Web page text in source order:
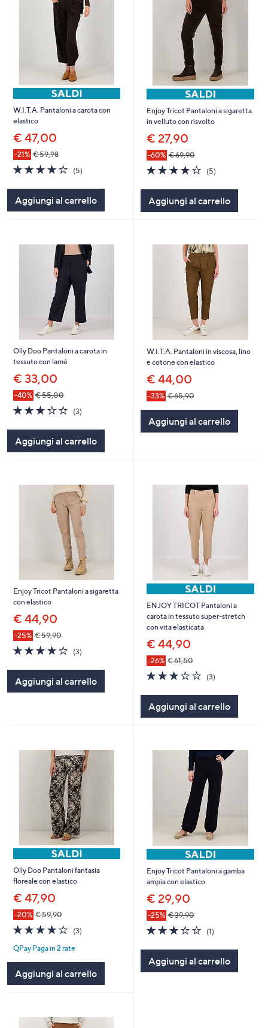
W.I.T.A. Pantaloni a carota con
elastico
€ 47,00
-21% € 59,98
4.0
of
5
Stars
(5)
Aggiungi al carrello
Enjoy Tricot Pantaloni a sigaretta
in velluto con risvolto
€ 27,90
-60% € 69,90
4.2
of
5
Stars
(5)
Aggiungi al carrello
Olly Doo Pantaloni a carota in
tessuto con lamé
€ 33,00
-40% € 55,00
2.7
of
5
Stars
(3)
Aggiungi al carrello
W.I.T.A. Pantaloni in viscosa, lino
e cotone con elastico
€ 44,00
-33% € 65,90
Aggiungi al carrello
Enjoy Tricot Pantaloni a sigaretta
con elastico
€ 44,90
-25% € 59,90
4.0
of
5
Stars
(3)
Aggiungi al carrello
ENJOY TRICOT Pantaloni a
carota in tessuto super-stretch
con vita elasticata
€ 44,90
-26% € 61,50
2.7
of
5
Stars
(3)3
Aggiungi al carrello
Olly Doo Pantaloni fantasia
floreale con elastico
€ 47,90
-20% € 59,90
4.0
of
5
(3)3
QPay Paga in 2 rate
Aggiungi al carrello
Enjoy Tricot Pantaloni a gamba
ampia con elastico
€ 29,90
-25% € 39,90
3.0
of
5
Stars
(1)1
Aggiungi al carrello